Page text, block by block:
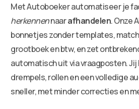
Met Autoboeker automatiseer je
herkennennaarafhandelen. Onze
bonnetjes zonder templates,
grootboek en btw, en zet
automatisch uit via vraagposten.
drempels, rollen en een volledige
sneller, met minder correcties en